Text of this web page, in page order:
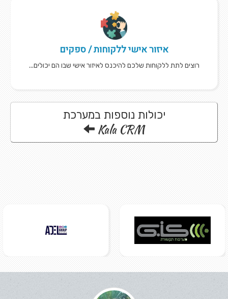
איזור אישי ללקוחות / ספקים
רוצים לתת ללקוחות שלכם להיכנס לאיזור אישי שבו הם יכולים...
יכולות נוספות במערכת
Kala CRM